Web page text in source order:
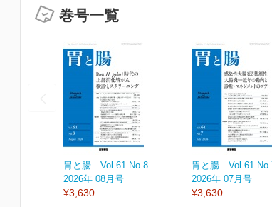
巻号一覧
胃と腸 Vol.61 No.8
2026年 08月号
¥3,630
胃と腸 Vol.61
2026年 07月号
¥3,630